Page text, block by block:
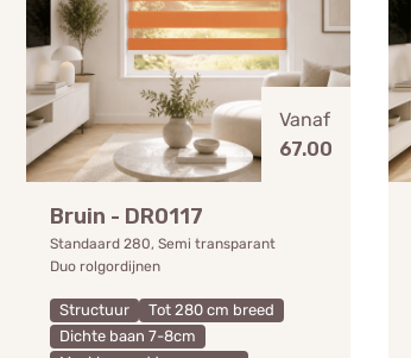
Vanaf
67.00
Bruin - DR0117
Standaard 280, Semi transparant
Duo rolgordijnen
Structuur
Tot 280 cm breed
Dichte baan 7-8cm